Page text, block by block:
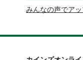
みんなの声でア